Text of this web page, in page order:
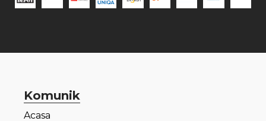
Komunik
Acasa